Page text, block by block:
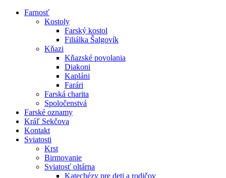
Farnosť
Kostoly
Farský kostol
Filiálka Šalgovík
Kňazi
Kňazské povolania
Diakoni
Kapláni
Farári
Farská charita
Spoločenstvá
Farské oznamy
Kráľ Sekčova
Kontakt
Sviatosti
Krst
Birmovanie
Sviatosť oltárna
Katechézy pre deti a rodičov